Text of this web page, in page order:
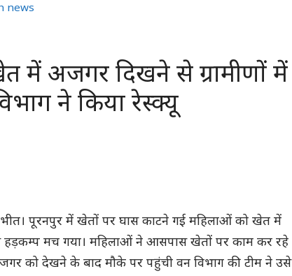
news
में अजगर दिखने से ग्रामीणों में
ने किया रेस्क्यू
पूरनपुर में खेतों पर घास काटने गई महिलाओं को खेत में
मच गया। महिलाओं ने आसपास खेतों पर काम कर रहे
को देखने के बाद मौके पर पहुंची वन विभाग की टीम ने उसे